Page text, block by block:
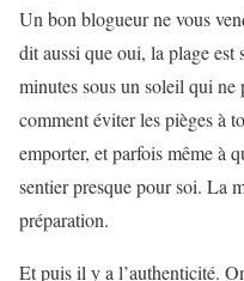
Un bon blogueur ne vous
dit aussi que oui, la plage est
minutes sous un soleil qui
comment éviter les pièges à
emporter, et parfois même à
sentier presque pour soi. La
préparation.
Et puis il y a l’authenticité.